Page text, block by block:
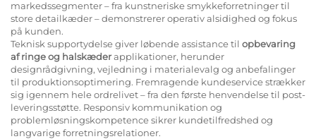
markedssegmenter – fra kunstneriske smykkeforretninger til
store detailkæder – demonstrerer operativ alsidighed og fokus
på kunden.
Teknisk supportydelse giver løbende assistance til opbevaring
af ringe og halskæderapplikationer, herunder
designrådgivning, vejledning i materialevalg og anbefalinger
til produktionsoptimering. Fremragende kundeservice strækker
sig igennem hele ordrelivet – fra den første henvendelse til post-
leveringsstøtte. Responsiv kommunikation og
problemløsningskompetence sikrer kundetilfredshed og
langvarige forretningsrelationer.